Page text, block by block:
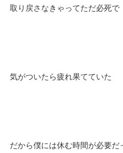
取り戻さなきゃってただ必死で
気がついたら疲れ果てていた
だから僕には休む時間が必要だ